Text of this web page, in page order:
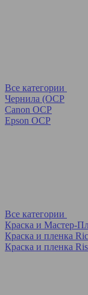
Все категории
Чернила (OCP
Canon OCP
Epson OCP
Все категории
Краска и Мастер-
Краска и пленка
Краска и пленка